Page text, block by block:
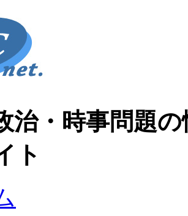
治・時事問題
ト